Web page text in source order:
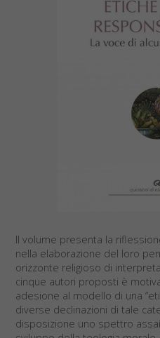
Il volume presenta la
nella elaborazione del loro
orizzonte religioso di
cinque autori proposti è
adesione al modello di una
diverse declinazioni di tale
disposizione uno spettro